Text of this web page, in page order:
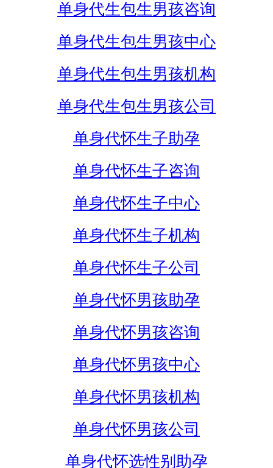
单身代生包生男孩咨询
单身代生包生男孩中心
单身代生包生男孩机构
单身代生包生男孩公司
单身代怀生子助孕
单身代怀生子咨询
单身代怀生子中心
单身代怀生子机构
单身代怀生子公司
单身代怀男孩助孕
单身代怀男孩咨询
单身代怀男孩中心
单身代怀男孩机构
单身代怀男孩公司
单身代怀选性别助孕